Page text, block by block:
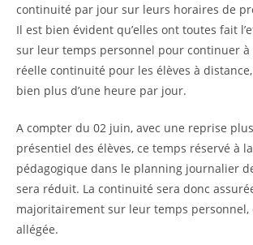
continuité par jour sur leurs horaires de
Il est bien évident qu’elles ont toutes fait
sur leur temps personnel pour continuer à
réelle continuité pour les élèves à
bien plus d’une heure par jour.
A compter du 02 juin, avec une reprise
présentiel des élèves, ce temps réservé à
pédagogique dans le planning journalier
sera réduit. La continuité sera donc
majoritairement sur leur temps personnel,
allégée.